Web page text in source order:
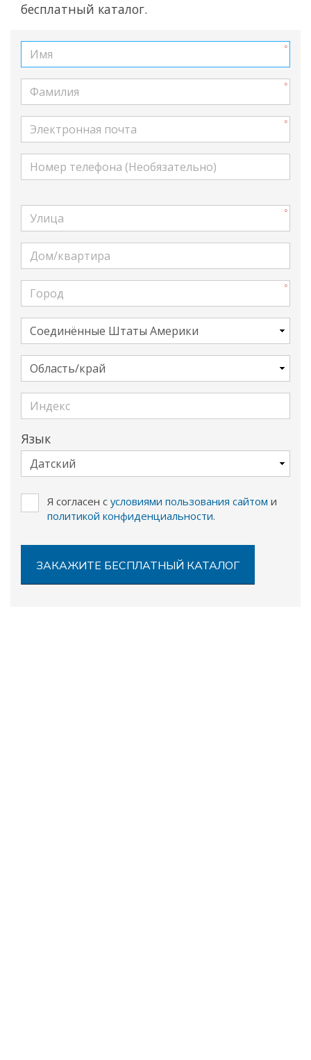
бесплатный каталог.
Имя
Фамилия
Электронная почта
Номер телефона (Необязательно)
Улица
Дом/квартира
Город
Страна
Область/край
Индекс
Язык
Я согласен с условиями пользования сайтом и
политикой конфиденциальности.
ЗАКАЖИТЕ БЕСПЛАТНЫЙ КАТАЛОГ